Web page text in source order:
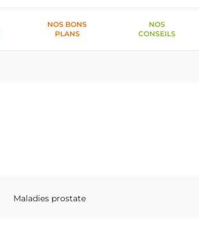
NOS BONS
PLANS
NOS
CONSEILS
Maladies prostate